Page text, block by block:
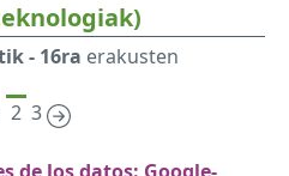
- 16ra erakusten
2 3